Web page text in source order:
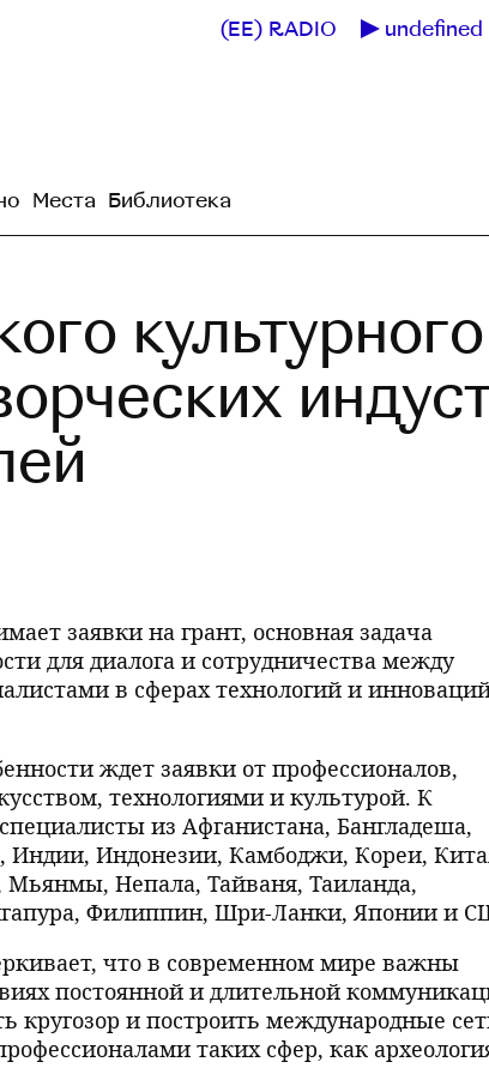
(EE) RADIO
Места Библиотека
заявки на грант, основная задача
для диалога и сотрудничества между
в сферах технологий и
ждет заявки от профессионалов,
технологиями и культурой. К
из Афганистана, Бангладеша,
Индии, Индонезии, Камбоджи, Кореи,
Непала, Тайваня, Таиланда,
Филиппин, Шри-Ланки, Японии и
что в современном мире важны
постоянной и длительной
кругозор и построить международные
таких сфер, как